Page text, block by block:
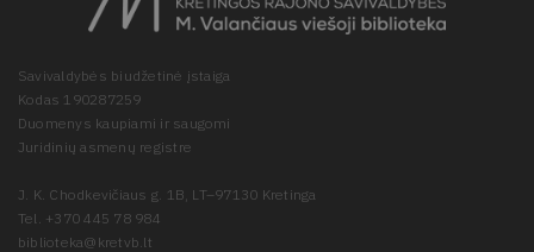
Savivaldybės biudžetinė įstaiga
Kodas 190287259
Duomenys kaupiami ir saugomi
Juridinių asmenų registre
J. K. Chodkevičiaus g. 1B, LT–97130 Kretinga
Tel. +370 445 78 984
biblioteka@kretvb.lt